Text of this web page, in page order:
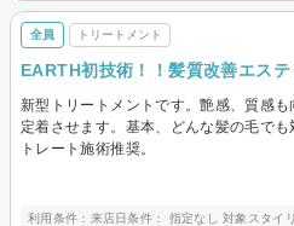
全員 トリートメント
EARTH初技術！！髪質改善エス
新型トリートメントです。艶感、質感
定着させます。基本、どんな髪の毛で
トレート施術推奨。
利用条件：来店日条件： 指定なし 対象スタイ